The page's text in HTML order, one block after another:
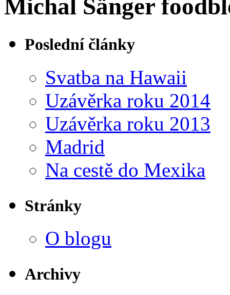
Michal Sänger
Poslední články
Svatba na Hawaii
Uzávěrka roku 2014
Uzávěrka roku 2013
Madrid
Na cestě do Mexika
Stránky
O blogu
Archivy